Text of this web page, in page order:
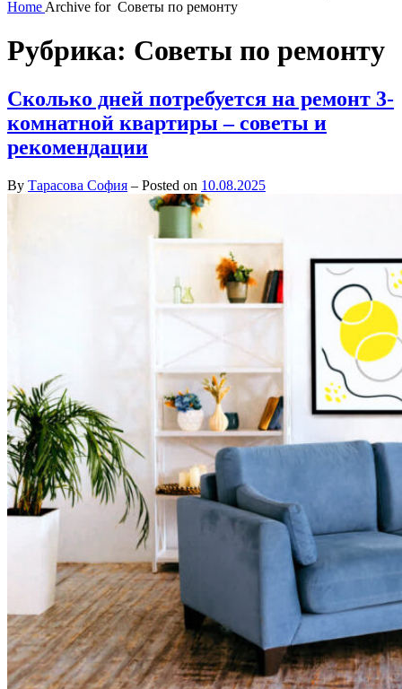
Home Archive for Советы по ремонту
Рубрика: Советы по ремонту
Сколько дней потребуется на ремонт 3-
комнатной квартиры – советы и
рекомендации
By Тарасова София – Posted on 10.08.2025